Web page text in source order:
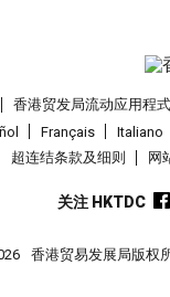
香港贸发局流动应用程式
Français Italiano
超连结条款及细则 网
关注 HKTDC
香港贸易发展局版权